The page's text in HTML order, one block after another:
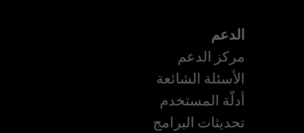
الدعم
مركز الدعم
الأسئلة الشائعة
أدلّة المستخدم
تحديثات البرامج